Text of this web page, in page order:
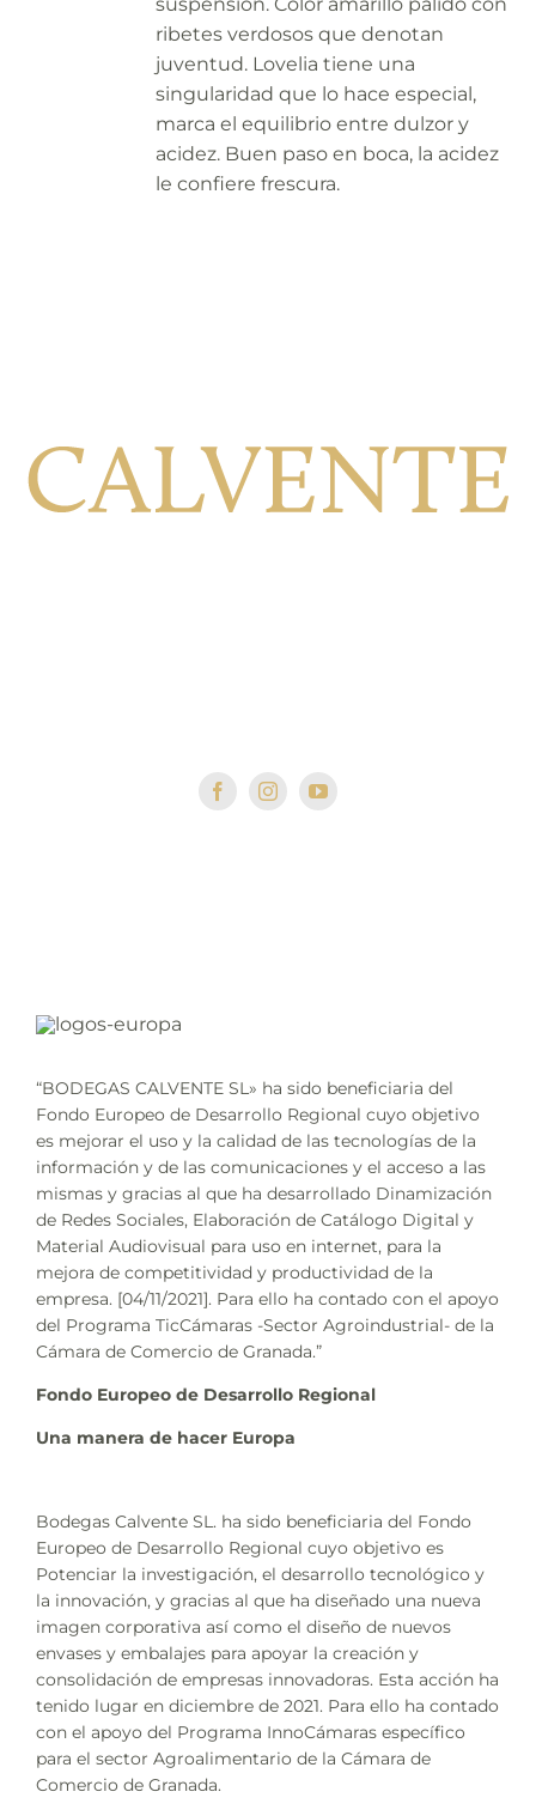
suspensión. Color amarillo pálido con
ribetes verdosos que denotan
juventud. Lovelia tiene una
singularidad que lo hace especial,
marca el equilibrio entre dulzor y
acidez. Buen paso en boca, la acidez
le confiere frescura.
“BODEGAS CALVENTE SL» ha sido beneficiaria del
Fondo Europeo de Desarrollo Regional cuyo objetivo
es mejorar el uso y la calidad de las tecnologías de la
información y de las comunicaciones y el acceso a las
mismas y gracias al que ha desarrollado Dinamización
de Redes Sociales, Elaboración de Catálogo Digital y
Material Audiovisual para uso en internet, para la
mejora de competitividad y productividad de la
empresa. [04/11/2021]. Para ello ha contado con el apoyo
del Programa TicCámaras -Sector Agroindustrial- de la
Cámara de Comercio de Granada.”
Fondo Europeo de Desarrollo Regional
Una manera de hacer Europa
Bodegas Calvente SL. ha sido beneficiaria del Fondo
Europeo de Desarrollo Regional cuyo objetivo es
Potenciar la investigación, el desarrollo tecnológico y
la innovación, y gracias al que ha diseñado una nueva
imagen corporativa así como el diseño de nuevos
envases y embalajes para apoyar la creación y
consolidación de empresas innovadoras. Esta acción ha
tenido lugar en diciembre de 2021. Para ello ha contado
con el apoyo del Programa InnoCámaras específico
para el sector Agroalimentario de la Cámara de
Comercio de Granada.